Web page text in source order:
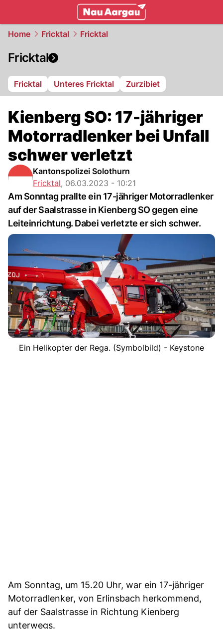
Home Fricktal Fricktal
Fricktal
Fricktal Unteres Fricktal Zurzibiet
Kienberg SO: 17-jähriger
Motorradlenker bei Unfall
schwer verletzt
Kantonspolizei Solothurn
Fricktal, 06.03.2023 - 10:21
Am Sonntag prallte ein 17-jähriger Motorradlenker
auf der Saalstrasse in Kienberg SO gegen eine
Leiteinrichtung. Dabei verletzte er sich schwer.
Ein Helikopter der Rega. (Symbolbild) - Keystone
Am Sonntag, um 15.20 Uhr, war ein 17-jähriger
Motorradlenker, von Erlinsbach herkommend,
auf der Saalstrasse in Richtung Kienberg
unterwegs.